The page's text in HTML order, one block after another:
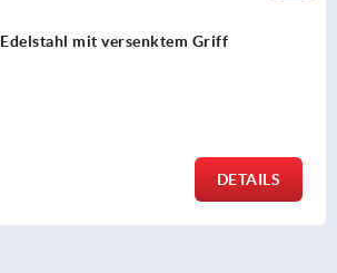
mit versenktem Griff
DETAILS